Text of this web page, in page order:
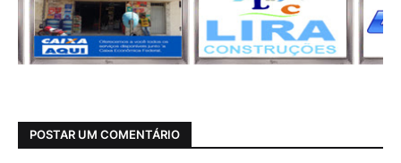
POSTAR UM COMENTÁRIO